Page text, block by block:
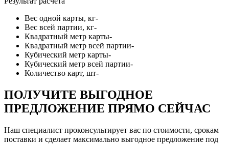
Вес одной карты, кг-
Вес всей партии, кг-
Квадратный метр карты-
Квадратный метр всей партии-
Кубический метр карты-
Кубический метр всей партии-
Количество карт, шт-
ПОЛУЧИТЕ ВЫГОДНОЕ
ПРЕДЛОЖЕНИЕ ПРЯМО СЕЙЧАС
Наш специалист проконсультирует вас по стоимости, срокам
поставки и сделает максимально выгодное предложение под